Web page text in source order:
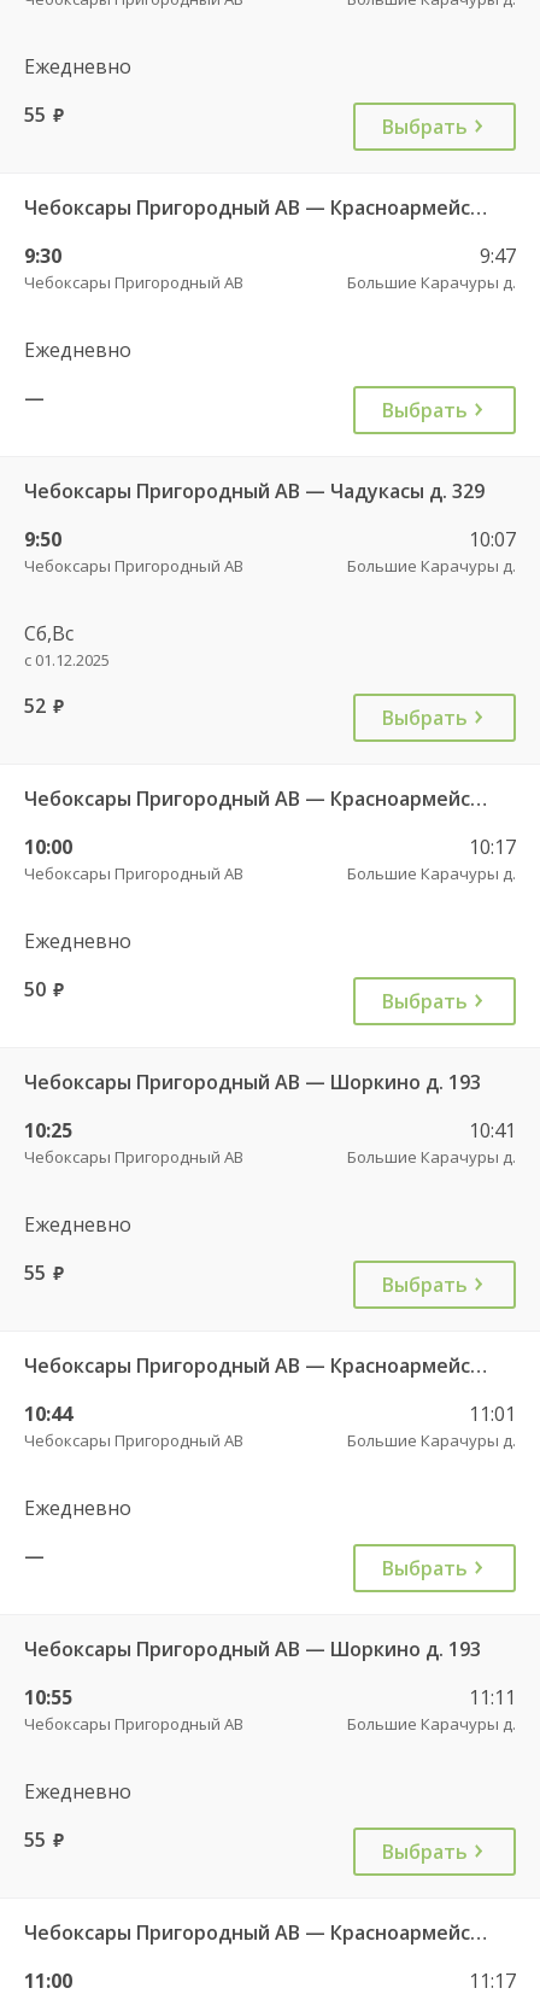
Ежедневно
55 руб. Выбрать
Чебоксары Пригородный АВ — Красноармейское с. ДКП 121
9:30
Чебоксары Пригородный АВ
9:47
Большие Карачуры д.
Ежедневно
—
Выбрать
Чебоксары Пригородный АВ — Чадукасы д. 329
9:50
Чебоксары Пригородный АВ
10:07
Большие Карачуры д.
Сб,Вс
с 01.12.2025
52 руб. Выбрать
Чебоксары Пригородный АВ — Красноармейское с. ДКП 121
10:00
Чебоксары Пригородный АВ
10:17
Большие Карачуры д.
Ежедневно
50 руб. Выбрать
Чебоксары Пригородный АВ — Шоркино д. 193
10:25
Чебоксары Пригородный АВ
10:41
Большие Карачуры д.
Ежедневно
55 руб. Выбрать
Чебоксары Пригородный АВ — Красноармейское с. ДКП 121
10:44
Чебоксары Пригородный АВ
11:01
Большие Карачуры д.
Ежедневно
—
Выбрать
Чебоксары Пригородный АВ — Шоркино д. 193
10:55
Чебоксары Пригородный АВ
11:11
Большие Карачуры д.
Ежедневно
55 руб. Выбрать
Чебоксары Пригородный АВ — Красноармейское с. ДКП 121
11:00
11:17